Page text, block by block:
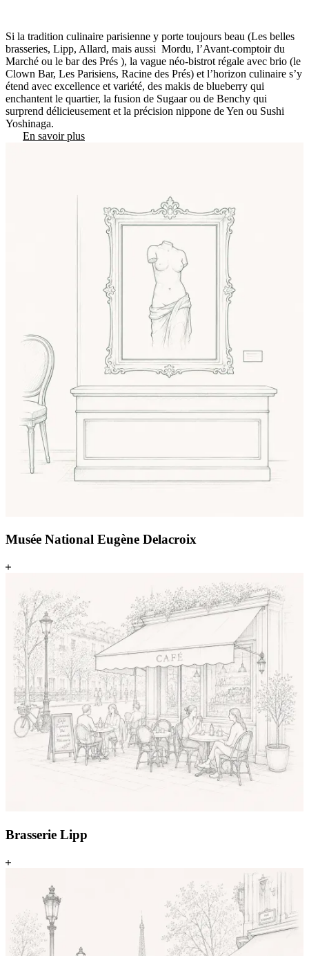
Si la tradition culinaire parisienne y porte toujours beau (Les belles
brasseries, Lipp, Allard, mais aussi Mordu, l’Avant-comptoir du
Marché ou le bar des Prés ), la vague néo-bistrot régale avec brio (le
Clown Bar, Les Parisiens, Racine des Prés) et l’horizon culinaire s’y
étend avec excellence et variété, des makis de blueberry qui
enchantent le quartier, la fusion de Sugaar ou de Benchy qui
surprend délicieusement et la précision nippone de Yen ou Sushi
Yoshinaga.
En savoir plus
Musée National Eugène Delacroix
Brasserie Lipp